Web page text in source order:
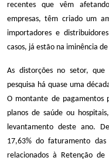
recentes que vêm
empresas, têm criado um
importadores e
casos, já estão na iminência
As distorções no setor, que
pesquisa há quase uma
O montante de pagamentos
planos de saúde ou
levantamento deste ano.
17,63% do faturamento
relacionados à Retenção